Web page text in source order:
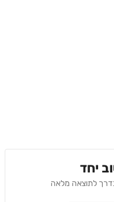
יחד
לתוצאה מלאה